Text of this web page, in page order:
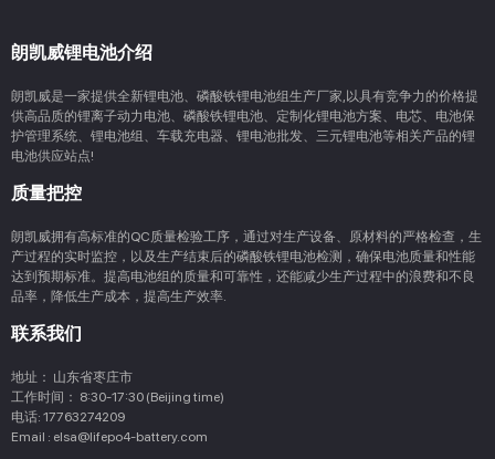
朗凯威锂电池介绍
朗凯威是一家提供全新锂电池、磷酸铁锂电池组生产厂家,以具有竞争力的价格提
供高品质的锂离子动力电池、磷酸铁锂电池、定制化锂电池方案、电芯、电池保
护管理系统、锂电池组、车载充电器、锂电池批发、三元锂电池等相关产品的锂
电池供应站点!
质量把控
朗凯威拥有高标准的QC质量检验工序，通过对生产设备、原材料的严格检查，生
产过程的实时监控，以及生产结束后的磷酸铁锂电池检测，确保电池质量和性能
达到预期标准。提高电池组的质量和可靠性，还能减少生产过程中的浪费和不良
品率，降低生产成本，提高生产效率‌.
联系我们
地址： 山东省枣庄市
工作时间： 8:30-17:30 (Beijing time)
电话: 17763274209
Email : elsa@lifepo4-battery.com